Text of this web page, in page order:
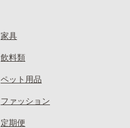
家具
飲料類
ペット用品
ファッション
定期便